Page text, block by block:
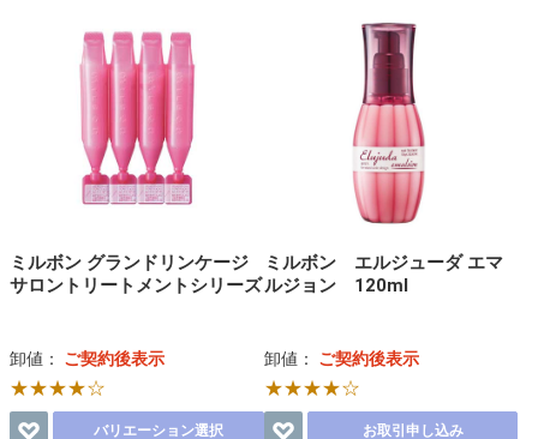
ミルボン グランドリンケージ
サロントリートメントシリーズ
卸値： ご契約後表示
★★★★☆
バリエーション選択
ミルボン エルジューダ エマ
ルジョン 120ml
卸値： ご契約後表示
★★★★☆
お取引申し込み